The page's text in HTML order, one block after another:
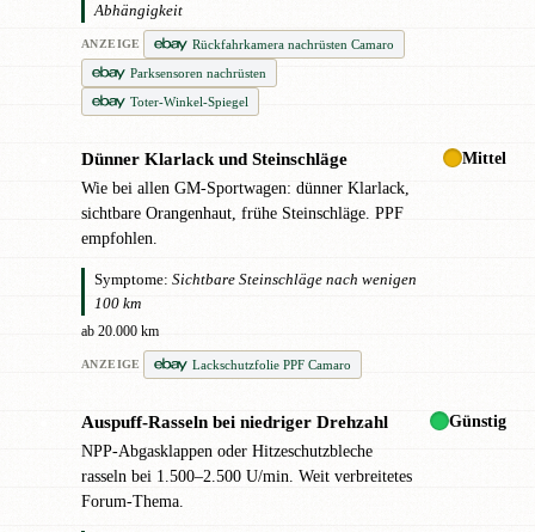
Abhängigkeit
ANZEIGE
Rückfahrkamera nachrüsten Camaro
Parksensoren nachrüsten
Toter-Winkel-Spiegel
Dünner Klarlack und Steinschläge
Wie bei allen GM-Sportwagen: dünner Klarlack,
sichtbare Orangenhaut, frühe Steinschläge. PPF
empfohlen.
Symptome: Sichtbare Steinschläge nach wenigen
100 km
ab 20.000 km
ANZEIGE Lackschutzfolie PPF Camaro
Mittel
Auspuff-Rasseln bei niedriger Drehzahl
NPP-Abgasklappen oder Hitzeschutzbleche
rasseln bei 1.500–2.500 U/min. Weit verbreitetes
Forum-Thema.
Günstig